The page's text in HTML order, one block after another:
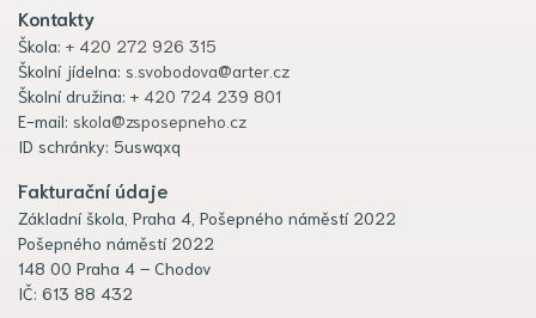
Kontakty
Škola: + 420 272 926 315
Školní jídelna: s.svobodova@arter.cz
Školní družina: + 420 724 239 801
E-mail: skola@zsposepneho.cz
ID schránky: 5uswqxq
Fakturační údaje
Základní škola, Praha 4, Pošepného náměstí 2022
Pošepného náměstí 2022
148 00 Praha 4 – Chodov
IČ: 613 88 432